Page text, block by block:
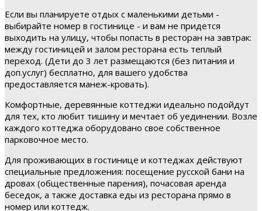
Если вы планируете отдых с маленькими детьми -
выбирайте номер в гостинице - и вам не придется
выходить на улицу, чтобы попасть в ресторан на завтрак:
между гостиницей и залом ресторана есть теплый
переход. (Дети до 3 лет размещаются (без питания и
доп.услуг) бесплатно, для вашего удобства
предоставляется манеж-кровать).
Комфортные, деревянные коттеджи идеально подойдут
для тех, кто любит тишину и мечтает об уединении. Возле
каждого коттеджа оборудовано свое собственное
парковочное место.
Для проживающих в гостинице и коттеджах действуют
специальные предложения: посещение русской бани на
дровах (общественные парения), почасовая аренда
беседок, а также доставка еды из ресторана прямо в
номер или коттедж.